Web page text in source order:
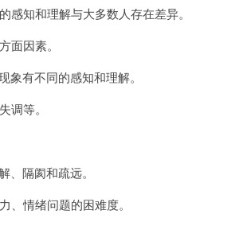
知和理解与大多数人存在差异。
因素。
有不同的感知和理解。
等。
隔阂和疏远。
情绪问题的困难度。